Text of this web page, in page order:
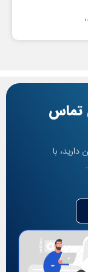
تماس
با